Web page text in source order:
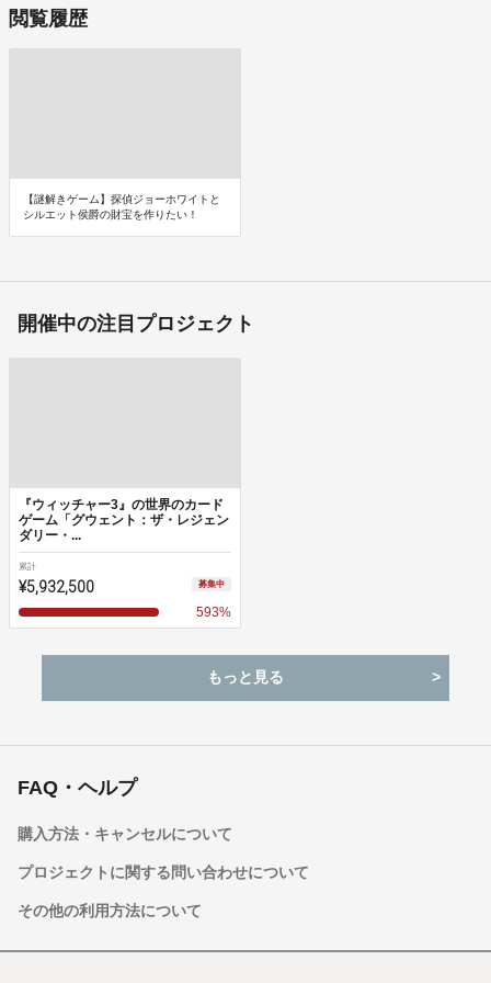
閲覧履歴
【謎解きゲーム】探偵ジョーホワイトと
シルエット侯爵の財宝を作りたい！
開催中の注目プロジェクト
『ウィッチャー3』の世界のカード
ゲーム「グウェント：ザ・レジェン
ダリー・...
累計
¥5,932,500 募集中
593%
もっと見る
FAQ・ヘルプ
購入方法・キャンセルについて
プロジェクトに関する問い合わせについて
その他の利用方法について